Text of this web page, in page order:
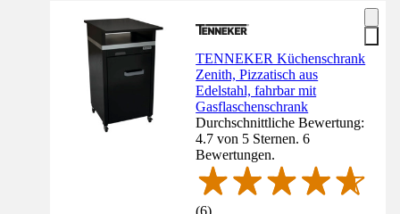
TENNEKER Küchenschrank
Zenith, Pizzatisch aus
Edelstahl, fahrbar mit
Gasflaschenschrank
Durchschnittliche Bewertung:
4.7 von 5 Sternen. 6
Bewertungen.
(6)